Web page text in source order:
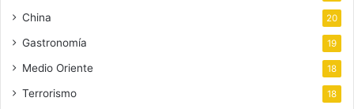
China 20
Gastronomía 19
Medio Oriente 18
Terrorismo 18